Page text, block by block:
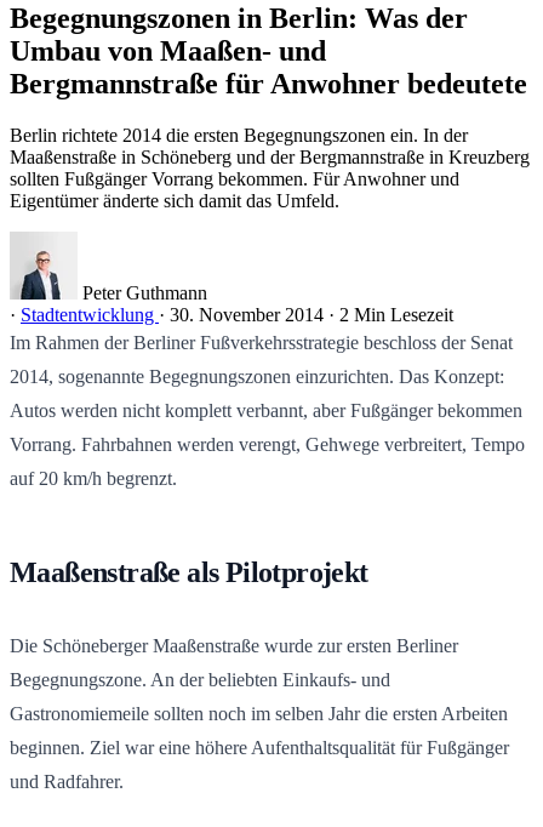
Begegnungszonen in Berlin: Was der
Umbau von Maaßen- und
Bergmannstraße für Anwohner bedeutete
Berlin richtete 2014 die ersten Begegnungszonen ein. In der
Maaßenstraße in Schöneberg und der Bergmannstraße in Kreuzberg
sollten Fußgänger Vorrang bekommen. Für Anwohner und
Eigentümer änderte sich damit das Umfeld.
Peter Guthmann
· Stadtentwicklung · 30. November 2014 · 2 Min Lesezeit
Im Rahmen der Berliner Fußverkehrsstrategie beschloss der Senat
2014, sogenannte Begegnungszonen einzurichten. Das Konzept:
Autos werden nicht komplett verbannt, aber Fußgänger bekommen
Vorrang. Fahrbahnen werden verengt, Gehwege verbreitert, Tempo
auf 20 km/h begrenzt.
Maaßenstraße als Pilotprojekt
Die Schöneberger Maaßenstraße wurde zur ersten Berliner
Begegnungszone. An der beliebten Einkaufs- und
Gastronomiemeile sollten noch im selben Jahr die ersten Arbeiten
beginnen. Ziel war eine höhere Aufenthaltsqualität für Fußgänger
und Radfahrer.